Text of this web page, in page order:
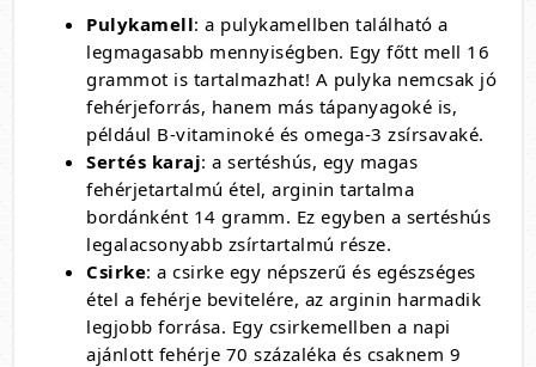
Pulykamell: a pulykamellben található a
legmagasabb mennyiségben. Egy főtt mell 16
grammot is tartalmazhat! A pulyka nemcsak jó
fehérjeforrás, hanem más tápanyagoké is,
például B-vitaminoké és omega-3 zsírsavaké.
Sertés karaj: a sertéshús, egy magas
fehérjetartalmú étel, arginin tartalma
bordánként 14 gramm. Ez egyben a sertéshús
legalacsonyabb zsírtartalmú része.
Csirke: a csirke egy népszerű és egészséges
étel a fehérje bevitelére, az arginin harmadik
legjobb forrása. Egy csirkemellben a napi
ajánlott fehérje 70 százaléka és csaknem 9